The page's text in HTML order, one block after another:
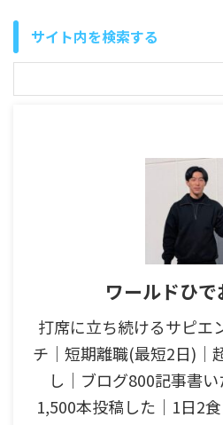
サイト内を検索する
ワールドひ
打席に立ち続けるサピ
チ│短期離職(最短2日)│
し│ブログ800記事書
1,500本投稿した│1日2